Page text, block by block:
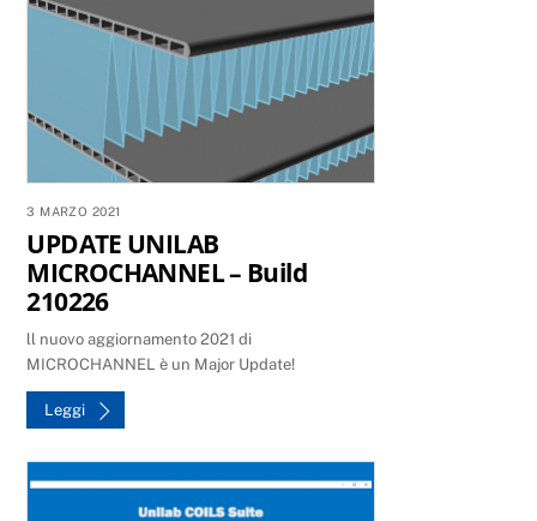
3 MARZO 2021
UPDATE UNILAB
MICROCHANNEL – Build
210226
ll nuovo aggiornamento 2021 di
MICROCHANNEL è un Major Update!
Leggi